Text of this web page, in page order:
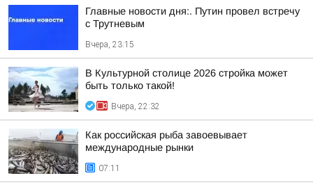
Главные новости дня:. Путин провел встречу
с Трутневым
Вчера, 23:15
В Культурной столице 2026 стройка может
быть только такой!
Вчера, 22:32
Как российская рыба завоевывает
международные рынки
07:11